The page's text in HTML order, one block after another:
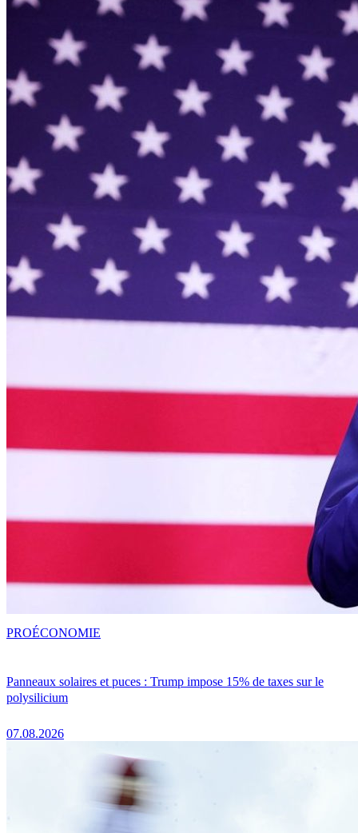
Panneaux solaires et puces : Trump impose 15% de taxes sur le
polysilicium
07.08.2026
PROÉCONOMIE